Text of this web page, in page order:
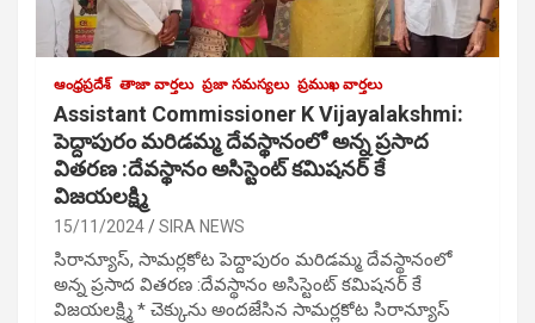
ఆంధ్రప్రదేశ్ తాజా వార్తలు ప్రజా సమస్యలు ప్రముఖ వార్తలు
Assistant Commissioner K Vijayalakshmi:
పెద్దాపురం మరిడమ్మ దేవస్థానంలో అన్న ప్రసాద
వితరణ :దేవస్థానం అసిస్టెంట్ కమిషనర్ కే
విజయలక్ష్మి
15/11/2024 SIRA NEWS
సిరాన్యూస్, సామర్లకోట పెద్దాపురం మరిడమ్మ దేవస్థానంలో
అన్న ప్రసాద వితరణ :దేవస్థానం అసిస్టెంట్ కమిషనర్ కే
విజయలక్ష్మి * చెక్కును అందజేసిన సామర్లకోట సిరాన్యూస్